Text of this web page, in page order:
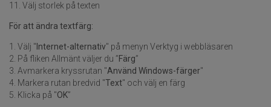
11. Välj storlek på texten
För att ändra textfärg:
1. Välj " Internet-alternativ" på menyn Verktyg i webbläsaren
2. På fliken Allmänt väljer du ”Färg”
3. Avmarkera kryssrutan "Använd Windows-färger"
4. Markera rutan bredvid "Text" och välj en färg
5. Klicka på "OK”